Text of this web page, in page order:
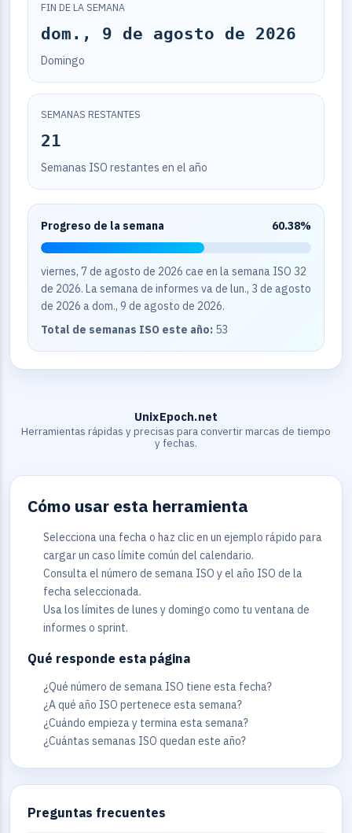
FIN DE LA SEMANA
dom., 9 de agosto de 2026
Domingo
SEMANAS RESTANTES
21
Semanas ISO restantes en el año
Progreso de la semana 60.38%
viernes, 7 de agosto de 2026 cae en la semana ISO 32
de 2026. La semana de informes va de lun., 3 de agosto
de 2026 a dom., 9 de agosto de 2026.
Total de semanas ISO este año: 53
UnixEpoch.net
Herramientas rápidas y precisas para convertir marcas de tiempo
y fechas.
Cómo usar esta herramienta
Selecciona una fecha o haz clic en un ejemplo rápido para
cargar un caso límite común del calendario.
Consulta el número de semana ISO y el año ISO de la
fecha seleccionada.
Usa los límites de lunes y domingo como tu ventana de
informes o sprint.
Qué responde esta página
¿Qué número de semana ISO tiene esta fecha?
¿A qué año ISO pertenece esta semana?
¿Cuándo empieza y termina esta semana?
¿Cuántas semanas ISO quedan este año?
Preguntas frecuentes